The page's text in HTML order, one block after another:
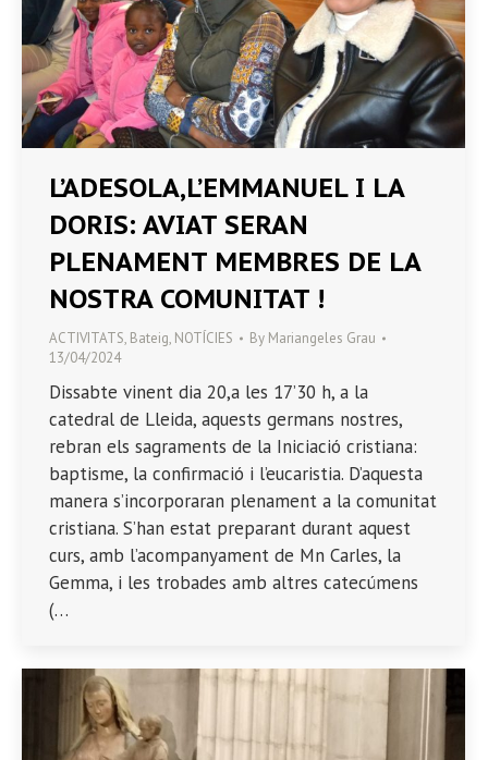
L’ADESOLA,L’EMMANUEL I LA
DORIS: AVIAT SERAN
PLENAMENT MEMBRES DE LA
NOSTRA COMUNITAT !
ACTIVITATS, Bateig, NOTÍCIES By Mariangeles Grau
13/04/2024
Dissabte vinent dia 20,a les 17’30 h, a la
catedral de Lleida, aquests germans nostres,
rebran els sagraments de la Iniciació cristiana:
baptisme, la confirmació i l’eucaristia. D’aquesta
manera s’incorporaran plenament a la comunitat
cristiana. S’han estat preparant durant aquest
curs, amb l’acompanyament de Mn Carles, la
Gemma, i les trobades amb altres catecúmens
(…